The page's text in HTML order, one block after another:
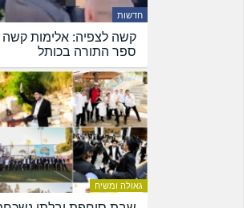
חדשות
קשה לצפיה: אלימות
ספר התורה בכותל
גאולה ומשיח